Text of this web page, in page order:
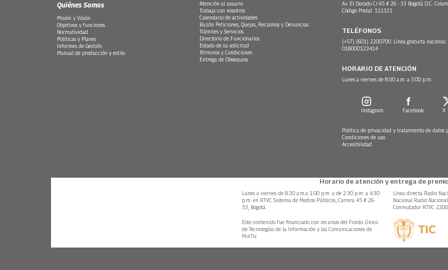
Quiénes Somos
Misión y Visión
Objetivos y funciones
Normatividad
Políticas y Planes
Informes de Gestión
Manual de producción y estilo
Atención al usuario
Trabaja con nosotros
Calendario de actividades
Buzón Peticiones, Quejas, Reclamos y Denuncias
Trámites y Servicios
Directorio de Funcionarios
Estado de su solicitud
Términos y Condiciones
Entrega de Obsequios
Av. El Dorado Cr.45 # 26 - 33 Bogotá D.C.
Código Postal: 111321
TELÉFONOS
(+57) (601) 2200700. Línea gratuita nacional:
018000123414
HORARIO DE ATENCIÓN
Lunes a viernes de 8:00 a.m. a 5:00 p.m.
Instagram Facebook X
Política de privacidad y tratamiento de datos
Condiciones de uso
Accesibilidad
Horario de atención y entrega de
Lunes a viernes de 8:30 a.m.a 1:00 p.m. y de 2:30 p.m. a 4:30
p.m. en RTVC Sistema de Medios Públicos, Carrera 45 # 26-
33, Bogotá.
Línea directa Radio
Nacional Radio
Conmutador RTVC
Este contenido fue financiado con recursos del Fondo Único
de Tecnologías de la Información y las Comunicaciones de
MinTic.